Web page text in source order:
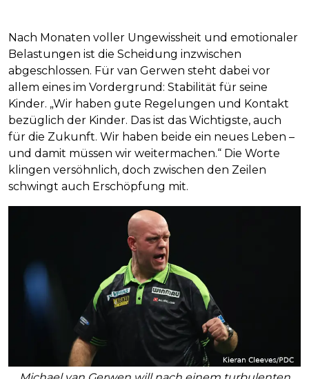
Nach Monaten voller Ungewissheit und emotionaler
Belastungen ist die Scheidung inzwischen
abgeschlossen. Für van Gerwen steht dabei vor
allem eines im Vordergrund: Stabilität für seine
Kinder. „Wir haben gute Regelungen und Kontakt
bezüglich der Kinder. Das ist das Wichtigste, auch
für die Zukunft. Wir haben beide ein neues Leben –
und damit müssen wir weitermachen.“ Die Worte
klingen versöhnlich, doch zwischen den Zeilen
schwingt auch Erschöpfung mit.